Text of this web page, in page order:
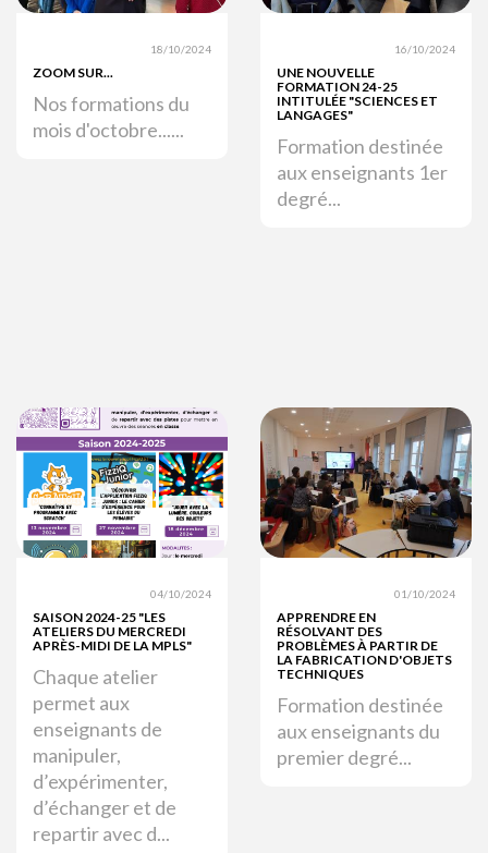
18/10/2024
ZOOM SUR...
Nos formations du
mois d'octobre......
16/10/2024
UNE NOUVELLE
FORMATION 24-25
INTITULÉE "SCIENCES ET
LANGAGES"
Formation destinée
aux enseignants 1er
degré...
04/10/2024
SAISON 2024-25 "LES
ATELIERS DU MERCREDI
APRÈS-MIDI DE LA MPLS"
Chaque atelier
permet aux
enseignants de
manipuler,
d’expérimenter,
d’échanger et de
repartir avec d...
01/10/2024
APPRENDRE EN
RÉSOLVANT DES
PROBLÈMES À PARTIR DE
LA FABRICATION D'OBJETS
TECHNIQUES
Formation destinée
aux enseignants du
premier degré...